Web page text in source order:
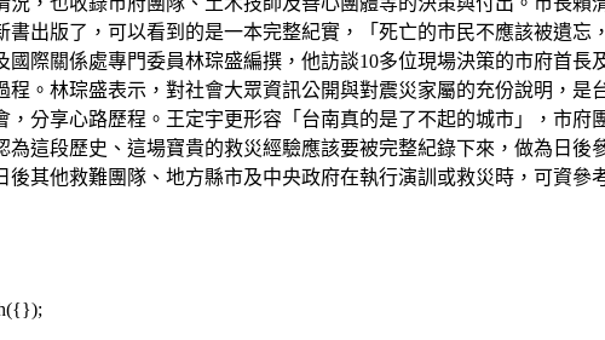
出版了，可以看到的是一本完整紀實，「死亡的市民不應該被遺
際關係處專門委員林琮盛編撰，他訪談10多位現場決策的市府首
。林琮盛表示，對社會大眾資訊公開與對震災家屬的充份說明，
分享心路歷程。王定宇更形容「台南真的是了不起的城市」，市府
這段歷史、這場寶貴的救災經驗應該要被完整紀錄下來，做為日
其他救難團隊、地方縣市及中央政府在執行演訓或救災時，可資參